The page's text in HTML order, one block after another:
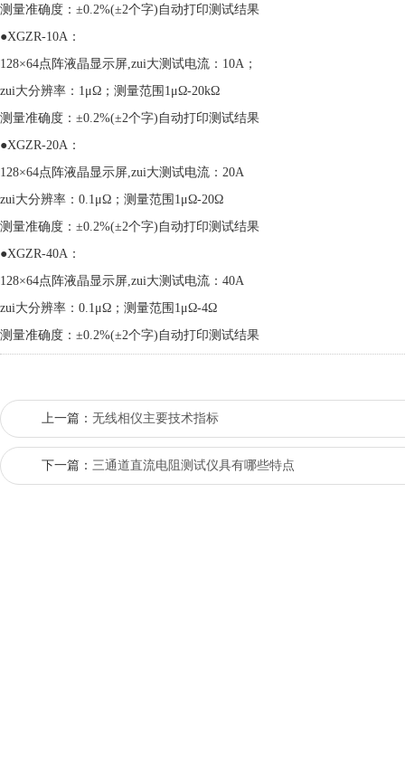
测量准确度：±0.2%(±2个字)自动打印测试结果
●XGZR-10A：
128×64点阵液晶显示屏,zui大测试电流：10A；
zui大分辨率：1μΩ；测量范围1μΩ-20kΩ
测量准确度：±0.2%(±2个字)自动打印测试结果
●XGZR-20A：
128×64点阵液晶显示屏,zui大测试电流：20A
zui大分辨率：0.1μΩ；测量范围1μΩ-20Ω
测量准确度：±0.2%(±2个字)自动打印测试结果
●XGZR-40A：
128×64点阵液晶显示屏,zui大测试电流：40A
zui大分辨率：0.1μΩ；测量范围1μΩ-4Ω
测量准确度：±0.2%(±2个字)自动打印测试结果
上一篇： 无线相仪主要技术指标
下一篇： 三通道直流电阻测试仪具有哪些特点